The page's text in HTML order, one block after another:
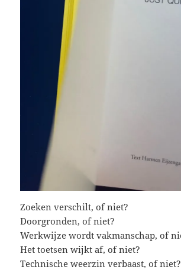
Zoeken verschilt, of niet?
Doorgronden, of niet?
Werkwijze wordt vakmanschap, of
Het toetsen wijkt af, of niet?
Technische weerzin verbaast, of niet?